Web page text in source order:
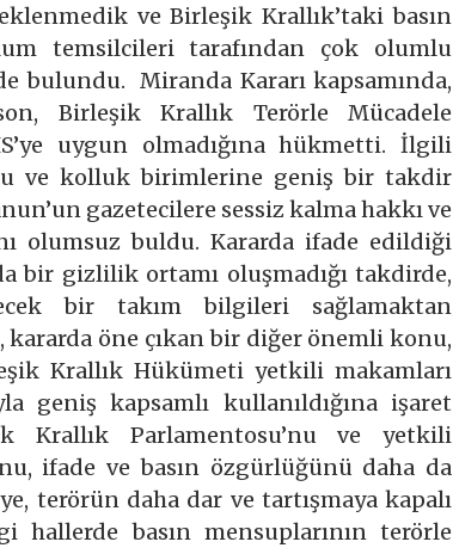
ve Birleşik Krallık’taki basın
temsilcileri tarafından çok olumlu
bulundu. Miranda Kararı kapsamında,
Birleşik Krallık Terörle Mücadele
uygun olmadığına hükmetti. İlgili
ve kolluk birimlerine geniş bir takdir
gazetecilere sessiz kalma hakkı ve
olumsuz buldu. Kararda ifade edildiği
bir gizlilik ortamı oluşmadığı takdirde,
bir takım bilgileri sağlamaktan
öne çıkan bir diğer önemli konu,
Krallık Hükümeti yetkili makamları
geniş kapsamlı kullanıldığına işaret
Krallık Parlamentosu’nu ve yetkili
ifade ve basın özgürlüğünü daha da
terörün daha dar ve tartışmaya kapalı
hallerde basın mensuplarının terörle